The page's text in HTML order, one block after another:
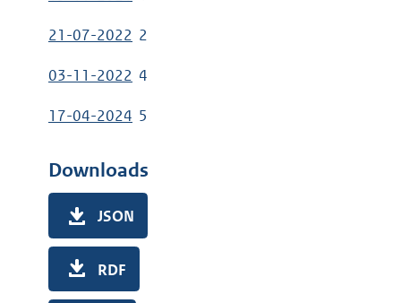
21-07-2022 2
03-11-2022 4
17-04-2024 5
Downloads
JSON
RDF